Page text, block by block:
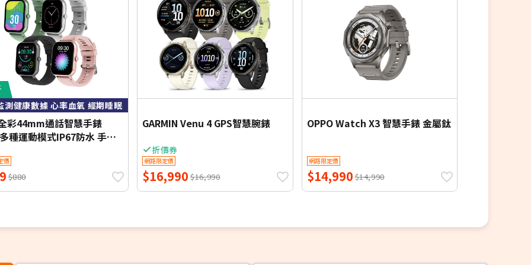
測健康數據 心率血氧 經期睡眠
彩44mm通話智慧手錶
種運動模式IP67防水 手錶
價
$880
GARMIN Venu 4 GPS智慧腕錶
折價券
網路限定價
$16,990 $16,990
OPPO Watch X3 智慧手錶 金屬鈦
網路限定價
$14,990$14,990